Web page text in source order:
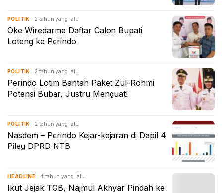
POLITIK 2 tahun yang lalu
Oke Wiredarme Daftar Calon Bupati
Loteng ke Perindo
POLITIK 2 tahun yang lalu
Perindo Lotim Bantah Paket Zul-Rohmi
Potensi Bubar, Justru Menguat!
POLITIK 2 tahun yang lalu
Nasdem – Perindo Kejar-kejaran di Dapil 4
Pileg DPRD NTB
HEADLINE 4 tahun yang lalu
Ikut Jejak TGB, Najmul Akhyar Pindah ke